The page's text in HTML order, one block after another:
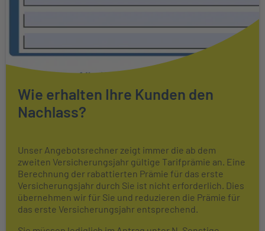
Wie erhalten Ihre Kunden den
Nachlass?
Unser Angebotsrechner zeigt immer die ab dem
zweiten Versicherungsjahr gültige Tarifprämie an. Eine
Berechnung der rabattierten Prämie für das erste
Versicherungsjahr durch Sie ist nicht erforderlich. Dies
übernehmen wir für Sie und reduzieren die Prämie für
das erste Versicherungsjahr entsprechend.